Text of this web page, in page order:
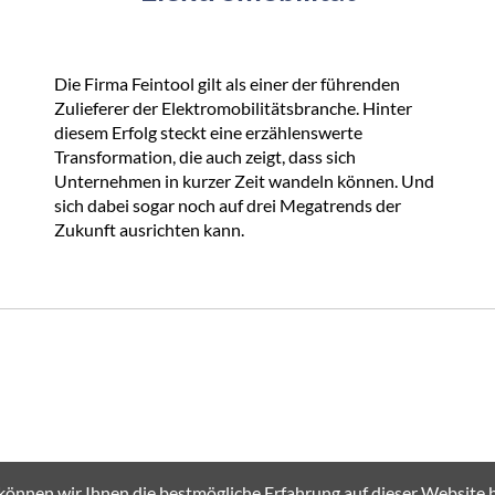
Die Firma Feintool gilt als einer der führenden
Zulieferer der Elektromobilitätsbranche. Hinter
diesem Erfolg steckt eine erzählenswerte
Transformation, die auch zeigt, dass sich
Unternehmen in kurzer Zeit wandeln können. Und
sich dabei sogar noch auf drei Megatrends der
Zukunft ausrichten kann.